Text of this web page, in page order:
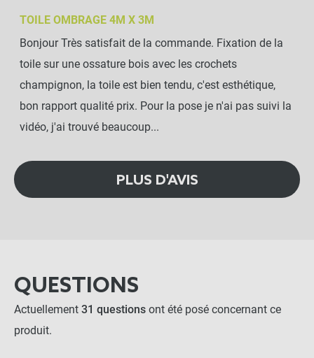
TOILE OMBRAGE 4M X 3M
Bonjour Très satisfait de la commande. Fixation de la
toile sur une ossature bois avec les crochets
champignon, la toile est bien tendu, c'est esthétique,
bon rapport qualité prix. Pour la pose je n'ai pas suivi la
vidéo, j'ai trouvé beaucoup...
PLUS D'AVIS
QUESTIONS
Actuellement 31 questions ont été posé concernant ce
produit.